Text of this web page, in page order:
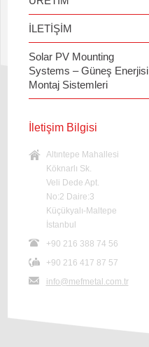
İLETİŞİM
Solar PV Mounting
Systems – Güneş Enerjisi
Montaj Sistemleri
İletişim Bilgisi
Altıntepe Mahallesi
Köknarlı Sk.
Veli Dede Apt.
No:2 Daire:3
Küçükyalı-Maltepe
İstanbul
+90 216 388 74 56
+90 216 417 87 57
info@mefmetal.com.tr